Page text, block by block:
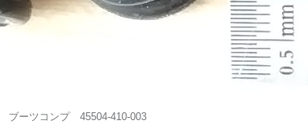
ブーツコンプ 45504-410-003